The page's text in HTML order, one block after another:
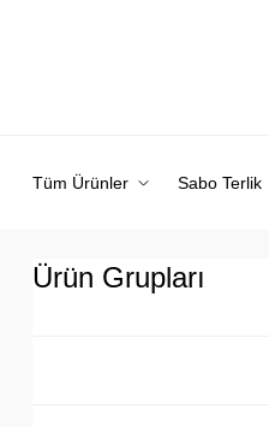
Tüm Ürünler Sabo Terlik
Ürün Grupları